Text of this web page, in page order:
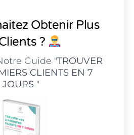
Obtenir Plus
?
Guide "TROUVER
CLIENTS EN 7
JOURS"